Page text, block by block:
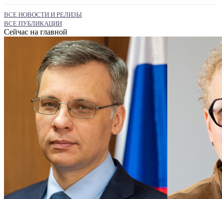
ВСЕ НОВОСТИ И РЕЛИЗЫ
ВСЕ ПУБЛИКАЦИИ
Сейчас на главной